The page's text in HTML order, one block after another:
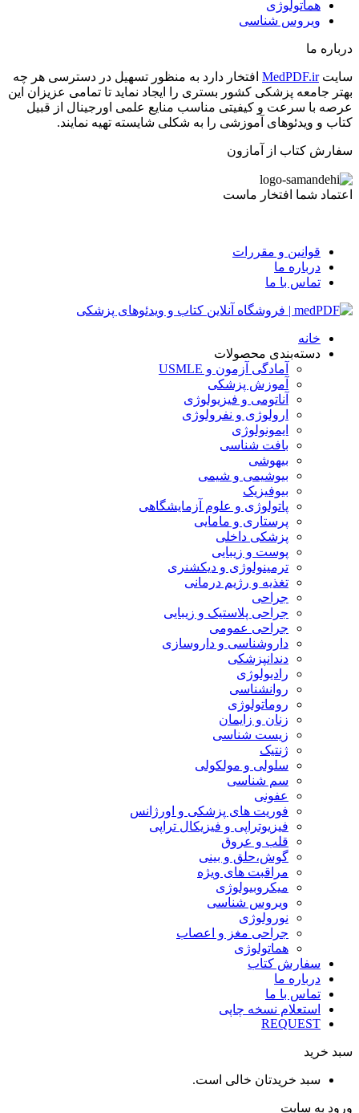
هماتولوژی
ویروس شناسی
درباره ما
سایتMedPDF.ir افتخار دارد به منظور تسهیل در دسترسی هر چه
بهتر جامعه پزشکی کشور بستری را ایجاد نماید تا تمامی عزیزان این
عرصه با سرعت و کیفیتی مناسب منایع علمی اورجینال از قبیل
کتاب و ویدئوهای آموزشی را به شکلی شایسته تهیه نمایند.
سفارش کتاب از آمازون
اعتماد شما افتخار ماست
قوانین و مقررات
درباره ما
تماس با ما
خانه
دسته‌بندی محصولات
آمادگی آزمون و USMLE
آموزش پزشکی
آناتومی و فیزیولوژی
ارولوژی و نفرولوژی
ایمونولوژی
بافت شناسی
بیهوشی
بیوشیمی و شیمی
بیوفیزیک
پاتولوژی و علوم آزمایشگاهی
پرستاری و مامایی
پزشکی داخلی
پوست و زیبایی
ترمینولوژی و دیکشنری
تغذیه و رژیم درمانی
جراحی
جراحی پلاستیک و زیبایی
جراحی عمومی
داروشناسی و داروسازی
دندانپزشکی
رادیولوژی
روانشناسی
روماتولوژی
زنان و زایمان
زیست شناسی
ژنتیک
سلولی و مولکولی
سم شناسی
عفونی
فوریت های پزشکی و اورژانس
فیزیوتراپی و فیزیکال تراپی
قلب و عروق
گوش،حلق و بینی
مراقبت های ویژه
میکروبیولوژی
ویروس شناسی
نورولوژی
جراحی مغز و اعصاب
هماتولوژی
سفارش کتاب
درباره ما
تماس با ما
استعلام نسخه چاپی
REQUEST
سبد خرید
سبد خریدتان خالی است.
ورود به سایت